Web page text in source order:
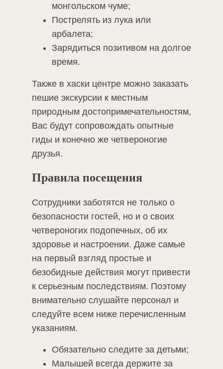
монгольском чуме;
Пострелять из лука или
арбалета;
Зарядиться позитивом на долгое
время.
Также в хаски центре можно заказать
пешие экскурсии к местным
природным достопримечательностям,
Вас будут сопровождать опытные
гиды и конечно же четвероногие
друзья.
Правила посещения
Сотрудники заботятся не только о
безопасности гостей, но и о своих
четвероногих подопечных, об их
здоровье и настроении. Даже самые
на первый взгляд простые и
безобидные действия могут привести
к серьезным последствиям. Поэтому
внимательно слушайте персонал и
следуйте всем ниже перечисленным
указаниям.
Обязательно следите за детьми;
Малышей всегда держите за